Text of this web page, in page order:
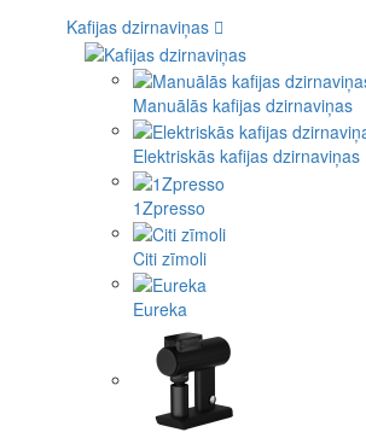
Kafijas dzirnaviņas
Manuālās kafijas dzirnaviņas
Elektriskās kafijas dzirnaviņas
1Zpresso
Citi zīmoli
Eureka